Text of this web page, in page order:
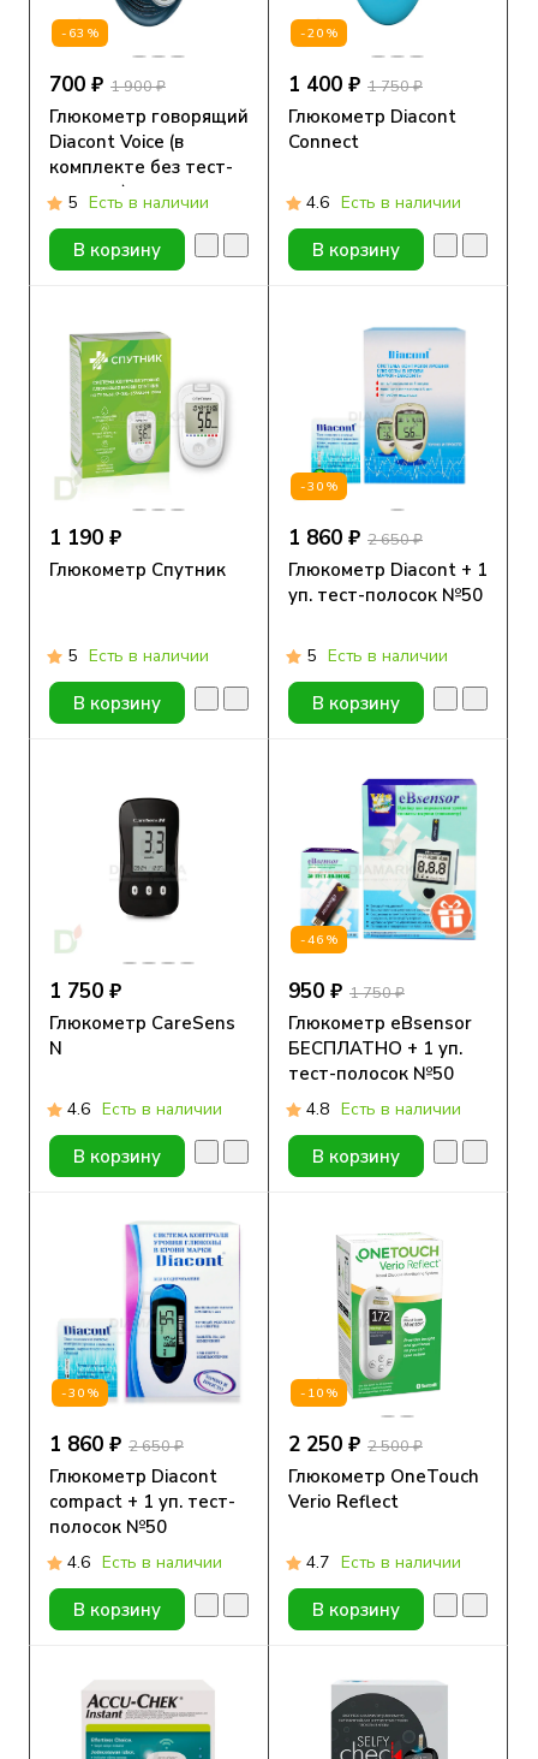
-63%
700 ₽ 1 900 ₽
Глюкометр говорящий
Diacont Voice (в
комплекте без тест-
полосок)
5 Есть в наличии
В корзину
-20%
1 400 ₽ 1 750 ₽
Глюкометр Diacont
Connect
4.6 Есть в наличии
В корзину
1 190 ₽
Глюкометр Спутник
5 Есть в наличии
В корзину
-30%
1 860 ₽ 2 650 ₽
Глюкометр Diacont + 1
уп. тест-полосок №50
5 Есть в наличии
В корзину
1 750 ₽
Глюкометр CareSens
N
4.6 Есть в наличии
В корзину
-46%
950 ₽ 1 750 ₽
Глюкометр eBsensor
БЕСПЛАТНО + 1 уп.
тест-полосок №50
4.8 Есть в наличии
В корзину
-30%
1 860 ₽ 2 650 ₽
Глюкометр Diacont
compact + 1 уп. тест-
полосок №50
4.6 Есть в наличии
В корзину
-10%
2 250 ₽ 2 500 ₽
Глюкометр OneTouch
Verio Reflect
4.7 Есть в наличии
В корзину